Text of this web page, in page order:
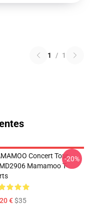
1 / 1
Concert Tour
Mamamoo T-
€$35
-20%